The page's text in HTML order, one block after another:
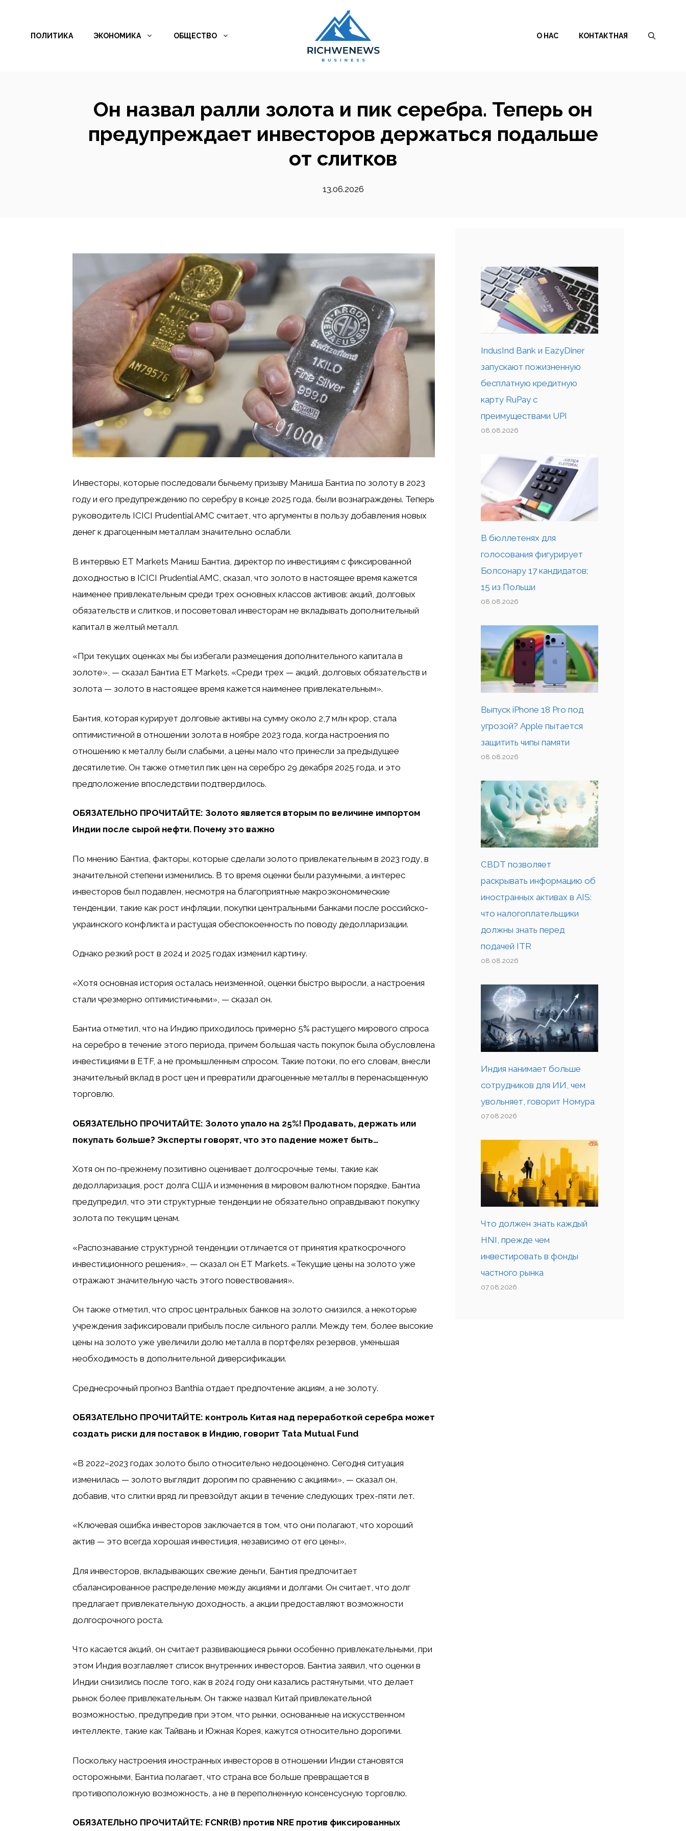
содержимому
ПОЛИТИКА ЭКОНОМИКА ОБЩЕСТВО О НАС КОНТАКТНАЯ
Он назвал ралли золота и пик серебра. Теперь он
предупреждает инвесторов держаться подальше
от слитков
13.06.2026
Инвесторы, которые последовали бычьему призыву Маниша Бантиа по золоту в 2023
году и его предупреждению по серебру в конце 2025 года, были вознаграждены. Теперь
руководитель ICICI Prudential AMC считает, что аргументы в пользу добавления новых
денег к драгоценным металлам значительно ослабли.
В интервью ET Markets Маниш Бантиа, директор по инвестициям с фиксированной
доходностью в ICICI Prudential AMC, сказал, что золото в настоящее время кажется
наименее привлекательным среди трех основных классов активов: акций, долговых
обязательств и слитков, и посоветовал инвесторам не вкладывать дополнительный
капитал в желтый металл.
«При текущих оценках мы бы избегали размещения дополнительного капитала в
золоте», — сказал Бантиа ET Markets. «Среди трех — акций, долговых обязательств и
золота — золото в настоящее время кажется наименее привлекательным».
Бантия, которая курирует долговые активы на сумму около ₹2,7 млн ​​крор, стала
оптимистичной в отношении золота в ноябре 2023 года, когда настроения по
отношению к металлу были слабыми, а цены мало что принесли за предыдущее
десятилетие. Он также отметил пик цен на серебро 29 декабря 2025 года, и это
предположение впоследствии подтвердилось.
ОБЯЗАТЕЛЬНО ПРОЧИТАЙТЕ: Золото является вторым по величине импортом
Индии после сырой нефти. Почему это важно
По мнению Бантиа, факторы, которые сделали золото привлекательным в 2023 году, в
значительной степени изменились. В то время оценки были разумными, а интерес
инвесторов был подавлен, несмотря на благоприятные макроэкономические
тенденции, такие как рост инфляции, покупки центральными банками после российско-
украинского конфликта и растущая обеспокоенность по поводу дедолларизации.
Однако резкий рост в 2024 и 2025 годах изменил картину.
«Хотя основная история осталась неизменной, оценки быстро выросли, а настроения
стали чрезмерно оптимистичными», — сказал он.
Бантиа отметил, что на Индию приходилось примерно 5% растущего мирового спроса
на серебро в течение этого периода, причем большая часть покупок была обусловлена
​​инвестициями в ETF, а не промышленным спросом. Такие потоки, по его словам, внесли
значительный вклад в рост цен и превратили драгоценные металлы в перенасыщенную
торговлю.
ОБЯЗАТЕЛЬНО ПРОЧИТАЙТЕ: Золото упало на 25%! Продавать, держать или
покупать больше? Эксперты говорят, что это падение может быть…
Хотя он по-прежнему позитивно оценивает долгосрочные темы, такие как
дедолларизация, рост долга США и изменения в мировом валютном порядке, Бантиа
предупредил, что эти структурные тенденции не обязательно оправдывают покупку
золота по текущим ценам.
«Распознавание структурной тенденции отличается от принятия краткосрочного
инвестиционного решения», — сказал он ET Markets. «Текущие цены на золото уже
отражают значительную часть этого повествования».
Он также отметил, что спрос центральных банков на золото снизился, а некоторые
учреждения зафиксировали прибыль после сильного ралли. Между тем, более высокие
цены на золото уже увеличили долю металла в портфелях резервов, уменьшая
необходимость в дополнительной диверсификации.
Среднесрочный прогноз Banthia отдает предпочтение акциям, а не золоту.
ОБЯЗАТЕЛЬНО ПРОЧИТАЙТЕ: контроль Китая над переработкой серебра может
создать риски для поставок в Индию, говорит Tata Mutual Fund
«В 2022–2023 годах золото было относительно недооценено. Сегодня ситуация
изменилась — золото выглядит дорогим по сравнению с акциями», — сказал он,
добавив, что слитки вряд ли превзойдут акции в течение следующих трех-пяти лет.
«Ключевая ошибка инвесторов заключается в том, что они полагают, что хороший
актив — это всегда хорошая инвестиция, независимо от его цены».
Для инвесторов, вкладывающих свежие деньги, Бантия предпочитает
сбалансированное распределение между акциями и долгами. Он считает, что долг
предлагает привлекательную доходность, а акции предоставляют возможности
долгосрочного роста.
Что касается акций, он считает развивающиеся рынки особенно привлекательными, при
этом Индия возглавляет список внутренних инвесторов. Бантиа заявил, что оценки в
Индии снизились после того, как в 2024 году они казались растянутыми, что делает
рынок более привлекательным. Он также назвал Китай привлекательной
возможностью, предупредив при этом, что рынки, основанные на искусственном
интеллекте, такие как Тайвань и Южная Корея, кажутся относительно дорогими.
Поскольку настроения иностранных инвесторов в отношении Индии становятся
осторожными, Бантиа полагает, что страна все больше превращается в
противоположную возможность, а не в переполненную консенсусную торговлю.
ОБЯЗАТЕЛЬНО ПРОЧИТАЙТЕ: FCNR(B) против NRE против фиксированных
IndusInd Bank и EazyDiner
запускают пожизненную
бесплатную кредитную
карту RuPay с
преимуществами UPI
08.08.2026
В бюллетенях для
голосования фигурирует
Болсонару 17 кандидатов;
15 из Польши
08.08.2026
Выпуск iPhone 18 Pro под
угрозой? Apple пытается
защитить чипы памяти
08.08.2026
CBDT позволяет
раскрывать информацию об
иностранных активах в AIS:
что налогоплательщики
должны знать перед
подачей ITR
08.08.2026
Индия нанимает больше
сотрудников для ИИ, чем
увольняет, говорит Номура
07.08.2026
Что должен знать каждый
HNI, прежде чем
инвестировать в фонды
частного рынка
07.08.2026